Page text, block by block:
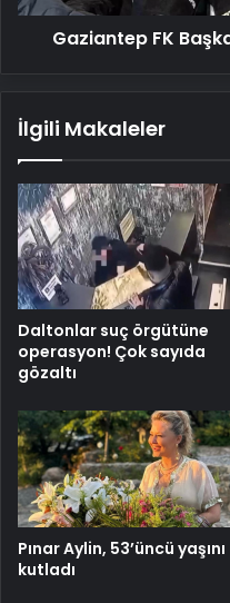
Gaziantep FK
İlgili Makaleler
Daltonlar suç örgütüne
operasyon! Çok sayıda
gözaltı
Pınar Aylin, 53’üncü yaşını
kutladı